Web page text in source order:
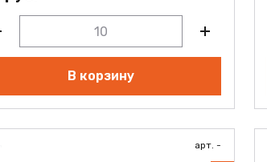
В корзину
арт. -